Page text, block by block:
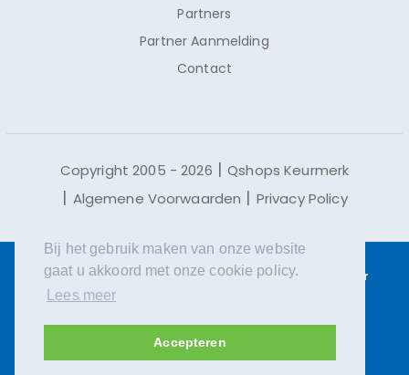
Bij het gebruik maken van onze website
gaat u akkoord met onze cookie policy.
Lees meer
Accepteren
Partners
Partner Aanmelding
Contact
Copyright 2005 - 2026
Qshops Keurmerk
Algemene Voorwaarden
Privacy Policy
Qshops maakt gebruik van cookies.Lees meer
over
cookies en waarom we deze gebruiken.
ACCEPTEREN